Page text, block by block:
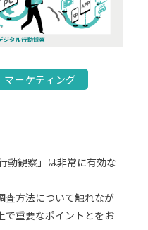
マーケティング
動観察」は非常に有効な
査方法について触れなが
で重要なポイントとをお